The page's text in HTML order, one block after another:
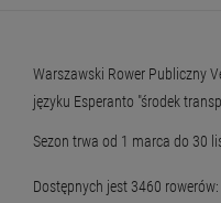
Warszawski Rower Publiczny
języku Esperanto "środek
Sezon trwa od 1 marca do 30
Dostępnych jest 3460 rowerów: